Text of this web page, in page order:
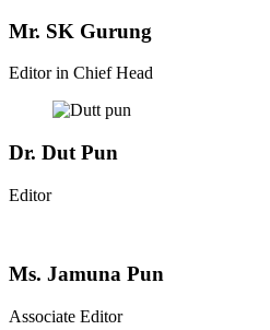
Mr. SK Gurung
Editor in Chief Head
Dr. Dut Pun
Editor
Ms. Jamuna Pun
Associate Editor